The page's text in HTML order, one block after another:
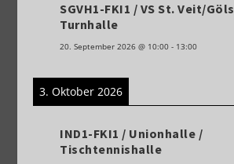
SGVH1-FKI1 / VS St. Veit/
Turnhalle
20. September 2026 @ 10:00 - 13:00
3. Oktober 2026
IND1-FKI1 / Unionhalle /
Tischtennishalle